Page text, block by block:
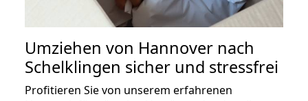
Umziehen von Hannover nach
Schelklingen sicher und stressfrei
Profitieren Sie von unserem erfahrenen